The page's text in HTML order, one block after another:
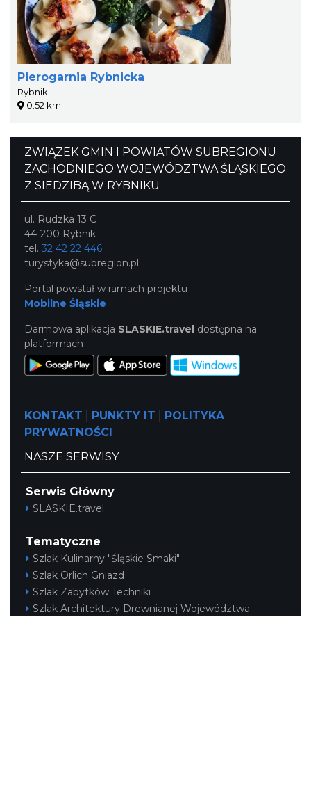
Pierogarnia Rybnicka
Rybnik
0.52 km
ZWIĄZEK GMIN I POWIATÓW SUBREGIONU
ZACHODNIEGO WOJEWÓDZTWA ŚLĄSKIEGO
Z SIEDZIBĄ W RYBNIKU
ul. Rudzka 13 C
44-200 Rybnik
tel. 32 42 22 446
turystyka@subregion.pl
Portal powstał w ramach projektu
Mobilne Śląskie
Darmowa aplikacja SLASKIE.travel dostępna na
platformach
KONTAKT PUNKTY IT
POLITYKA
PRYWATNOŚCI
NASZE SERWISY
Serwis Główny
SLASKIE.travel
Tematyczne
Szlak Kulinarny "Śląskie Smaki"
Szlak Orlich Gniazd
Szlak Zabytków Techniki
Szlak Architektury Drewnianej Województwa